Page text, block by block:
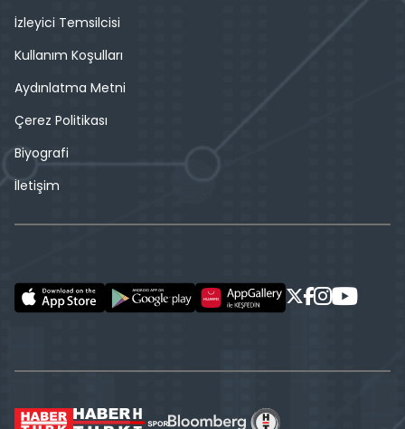
İzleyici Temsilcisi
Kullanım Koşulları
Aydınlatma Metni
Çerez Politikası
Biyografi
İletişim